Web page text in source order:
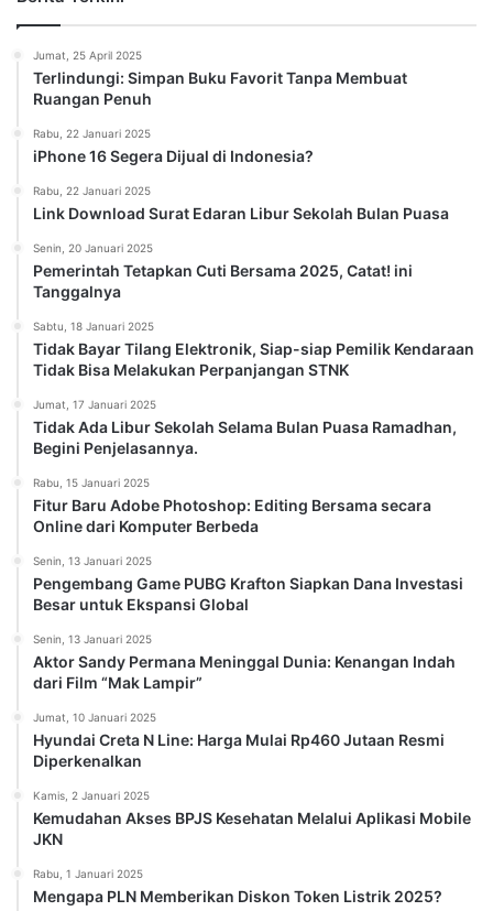
Jumat, 25 April 2025
Terlindungi: Simpan Buku Favorit Tanpa Membuat
Ruangan Penuh
Rabu, 22 Januari 2025
iPhone 16 Segera Dijual di Indonesia?
Rabu, 22 Januari 2025
Link Download Surat Edaran Libur Sekolah Bulan Puasa
Senin, 20 Januari 2025
Pemerintah Tetapkan Cuti Bersama 2025, Catat! ini
Tanggalnya
Sabtu, 18 Januari 2025
Tidak Bayar Tilang Elektronik, Siap-siap Pemilik Kendaraan
Tidak Bisa Melakukan Perpanjangan STNK
Jumat, 17 Januari 2025
Tidak Ada Libur Sekolah Selama Bulan Puasa Ramadhan,
Begini Penjelasannya.
Rabu, 15 Januari 2025
Fitur Baru Adobe Photoshop: Editing Bersama secara
Online dari Komputer Berbeda
Senin, 13 Januari 2025
Pengembang Game PUBG Krafton Siapkan Dana Investasi
Besar untuk Ekspansi Global
Senin, 13 Januari 2025
Aktor Sandy Permana Meninggal Dunia: Kenangan Indah
dari Film “Mak Lampir”
Jumat, 10 Januari 2025
Hyundai Creta N Line: Harga Mulai Rp460 Jutaan Resmi
Diperkenalkan
Kamis, 2 Januari 2025
Kemudahan Akses BPJS Kesehatan Melalui Aplikasi Mobile
JKN
Rabu, 1 Januari 2025
Mengapa PLN Memberikan Diskon Token Listrik 2025?